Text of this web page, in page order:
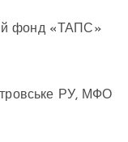
фонд «ТАПС»
РУ, МФО